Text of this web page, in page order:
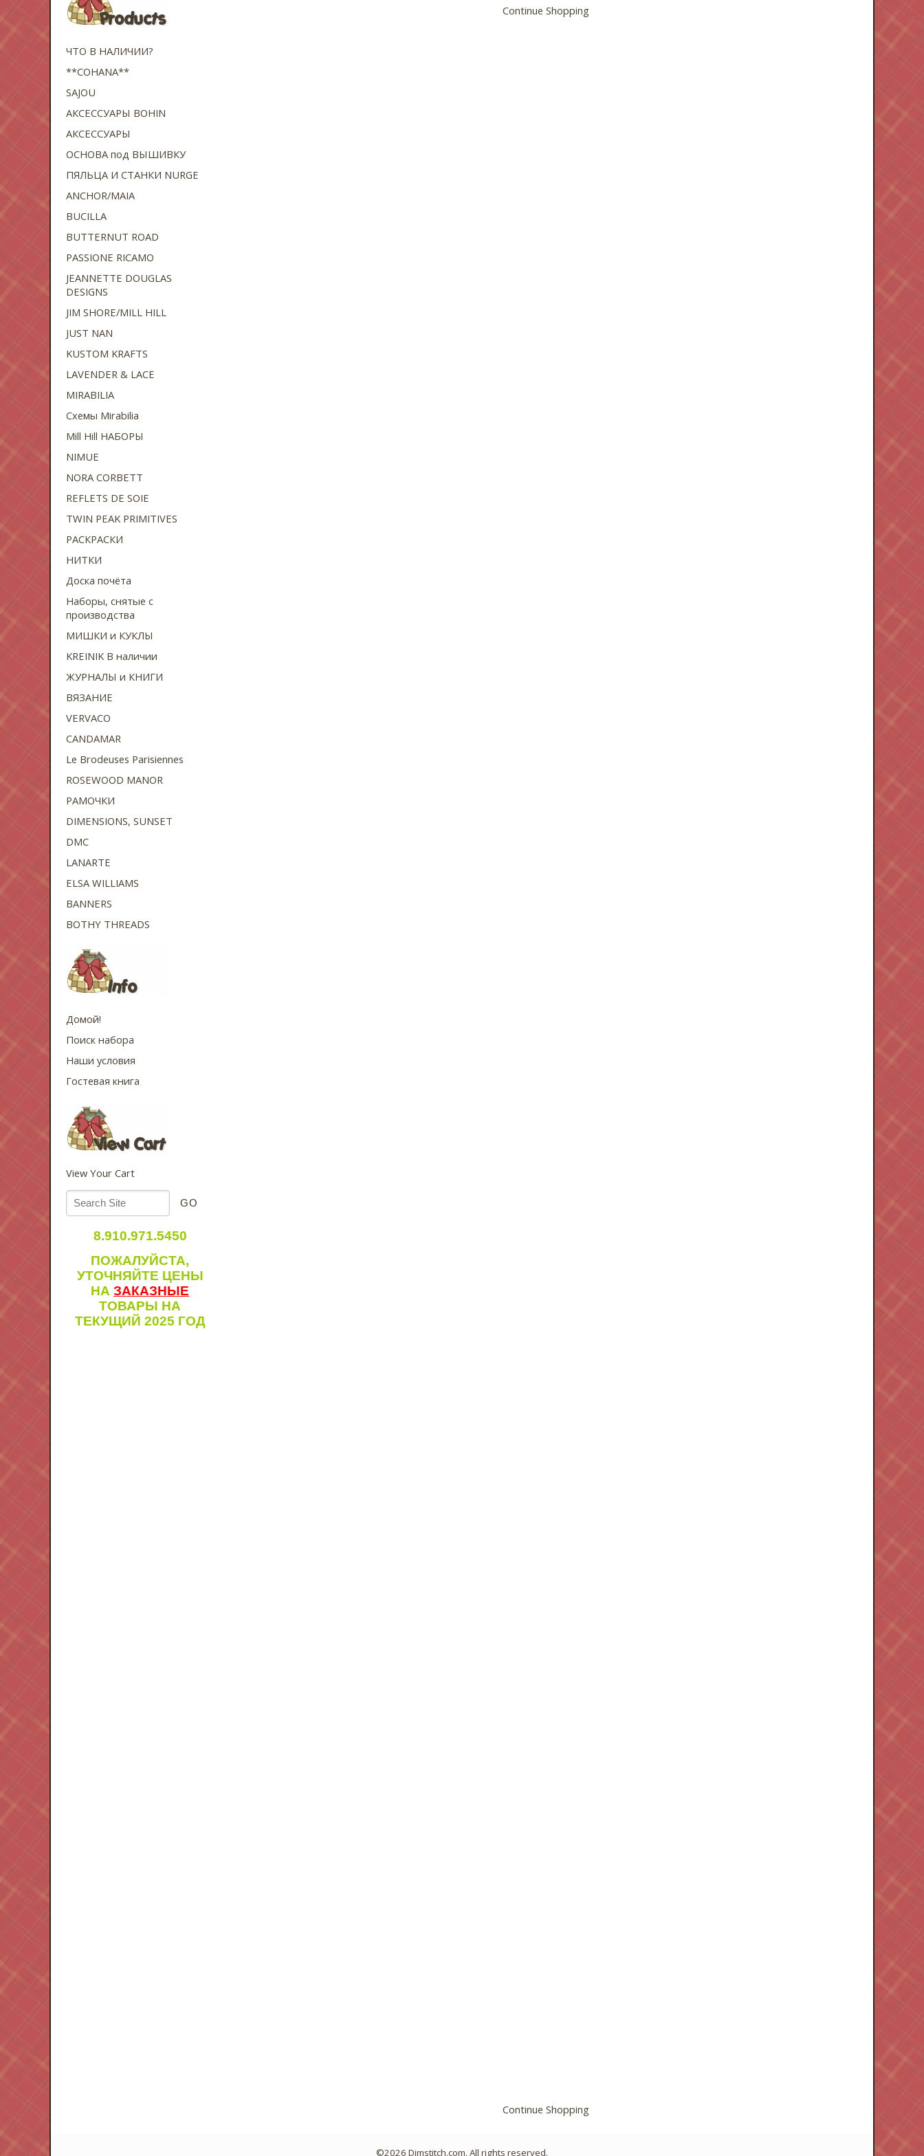
ЧТО В НАЛИЧИИ?
**COHANA**
SAJOU
АКСЕССУАРЫ BOHIN
АКСЕССУАРЫ
ОСНОВА под ВЫШИВКУ
ПЯЛЬЦА И СТАНКИ NURGE
ANCHOR/MAIA
BUCILLA
BUTTERNUT ROAD
PASSIONE RICAMO
JEANNETTE DOUGLAS
DESIGNS
JIM SHORE/MILL HILL
JUST NAN
KUSTOM KRAFTS
LAVENDER & LACE
MIRABILIA
Схемы Mirabilia
Mill Hill НАБОРЫ
NIMUE
NORA CORBETT
REFLETS DE SOIE
TWIN PEAK PRIMITIVES
РАСКРАСКИ
НИТКИ
Доска почёта
Наборы, снятые с
производства
МИШКИ и КУКЛЫ
KREINIK В наличии
ЖУРНАЛЫ и КНИГИ
ВЯЗАНИЕ
VERVACO
CANDAMAR
Le Brodeuses Parisiennes
ROSEWOOD MANOR
РАМОЧКИ
DIMENSIONS, SUNSET
DMC
LANARTE
ELSA WILLIAMS
BANNERS
BOTHY THREADS
Домой!
Поиск набора
Наши условия
Гостевая книга
View Your Cart
8.910.971.5450
ПОЖАЛУЙСТА,
УТОЧНЯЙТЕ ЦЕНЫ
НАЗАКАЗНЫЕ
ТОВАРЫ НА
ТЕКУЩИЙ 2025 ГОД
Continue Shopping
Continue Shopping
©2026 Dimstitch.com. All rights reserved.